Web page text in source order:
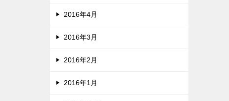
2016年4月
2016年3月
2016年2月
2016年1月